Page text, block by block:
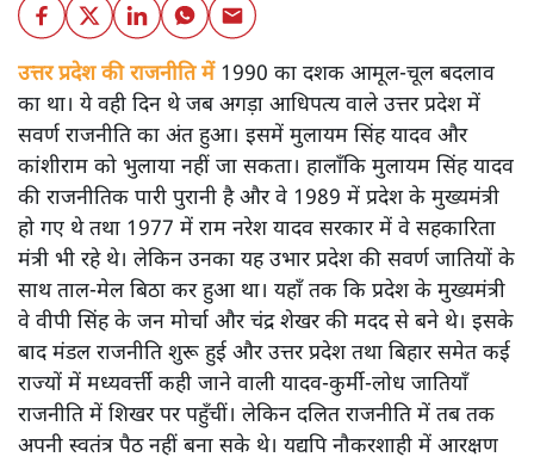
उत्तर प्रदेश की राजनीति में1990 का दशक आमूल-चूल बदलाव
का था। ये वही दिन थे जब अगड़ा आधिपत्य वाले उत्तर प्रदेश में
सवर्ण राजनीति का अंत हुआ। इसमें मुलायम सिंह यादव और
कांशीराम को भुलाया नहीं जा सकता। हालाँकि मुलायम सिंह यादव
की राजनीतिक पारी पुरानी है और वे 1989 में प्रदेश के मुख्यमंत्री
हो गए थे तथा 1977 में राम नरेश यादव सरकार में वे सहकारिता
मंत्री भी रहे थे। लेकिन उनका यह उभार प्रदेश की सवर्ण जातियों के
साथ ताल-मेल बिठा कर हुआ था। यहाँ तक कि प्रदेश के मुख्यमंत्री
वे वीपी सिंह के जन मोर्चा और चंद्र शेखर की मदद से बने थे। इसके
बाद मंडल राजनीति शुरू हुई और उत्तर प्रदेश तथा बिहार समेत कई
राज्यों में मध्यवर्त्ती कही जाने वाली यादव-कुर्मी-लोध जातियाँ
राजनीति में शिखर पर पहुँचीं। लेकिन दलित राजनीति में तब तक
अपनी स्वतंत्र पैठ नहीं बना सके थे। यद्यपि नौकरशाही में आरक्षण